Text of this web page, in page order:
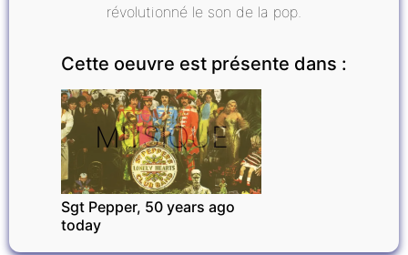
révolutionné le son de la pop.
Cette oeuvre est présente dans :
MUSIQUE
Sgt Pepper, 50 years ago
today